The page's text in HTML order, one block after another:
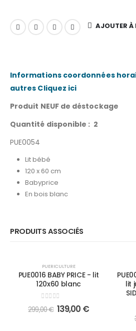
AJOUTER À
Informations coordonnées
autres Cliquez ici
Produit NEUF de déstockage
Quantité disponible : 2
PUE0054
Lit bébé
120 x 60 cm
Babyprice
En bois blanc
PRODUITS ASSOCIÉS
PUERICULTURE
PUE0016 BABY PRICE - lit
120x60 blanc
0 out of 5
299,00€ 139,00 €
lit